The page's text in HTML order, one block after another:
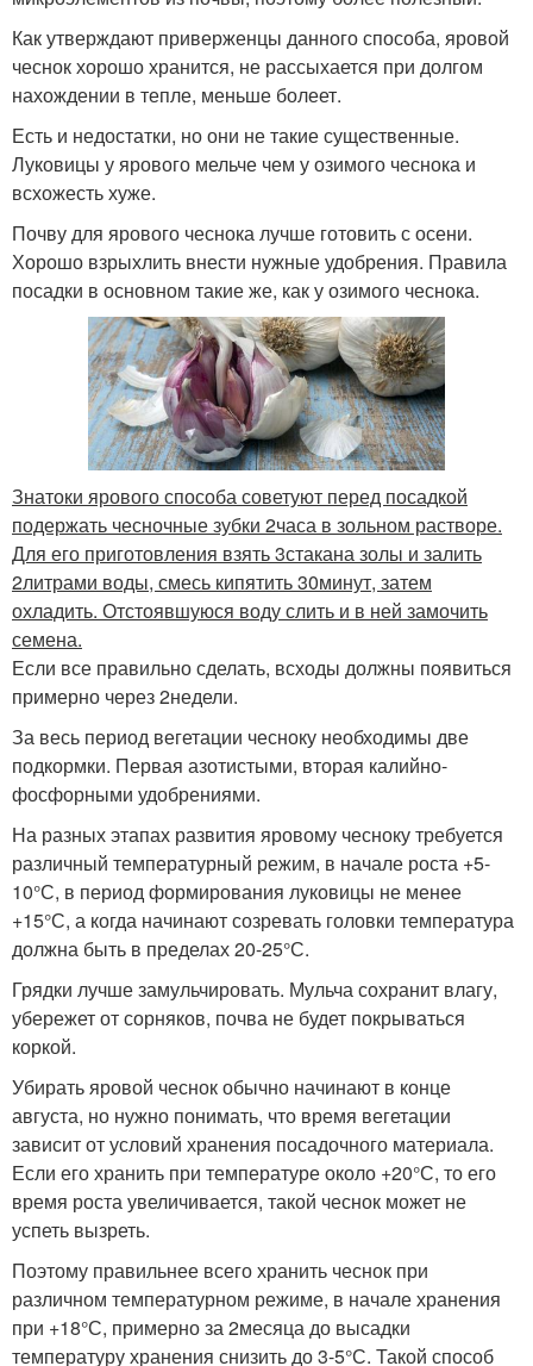
Как утверждают приверженцы данного способа, яровой
чеснок хорошо хранится, не рассыхается при долгом
нахождении в тепле, меньше болеет.
Есть и недостатки, но они не такие существенные.
Луковицы у ярового мельче чем у озимого чеснока и
всхожесть хуже.
Почву для ярового чеснока лучше готовить с осени.
Хорошо взрыхлить внести нужные удобрения. Правила
посадки в основном такие же, как у озимого чеснока.
Знатоки ярового способа советуют перед посадкой
подержать чесночные зубки 2часа в зольном растворе.
Для его приготовления взять 3стакана золы и залить
2литрами воды, смесь кипятить 30минут, затем
охладить. Отстоявшуюся воду слить и в ней замочить
семена.
Если все правильно сделать, всходы должны появиться
примерно через 2недели.
За весь период вегетации чесноку необходимы две
подкормки. Первая азотистыми, вторая калийно-
фосфорными удобрениями.
На разных этапах развития яровому чесноку требуется
различный температурный режим, в начале роста +5-
10°С, в период формирования луковицы не менее
+15°С, а когда начинают созревать головки температура
должна быть в пределах 20-25°С.
Грядки лучше замульчировать. Мульча сохранит влагу,
убережет от сорняков, почва не будет покрываться
коркой.
Убирать яровой чеснок обычно начинают в конце
августа, но нужно понимать, что время вегетации
зависит от условий хранения посадочного материала.
Если его хранить при температуре около +20°С, то его
время роста увеличивается, такой чеснок может не
успеть вызреть.
Поэтому правильнее всего хранить чеснок при
различном температурном режиме, в начале хранения
при +18°С, примерно за 2месяца до высадки
температуру хранения снизить до 3-5°С. Такой способ